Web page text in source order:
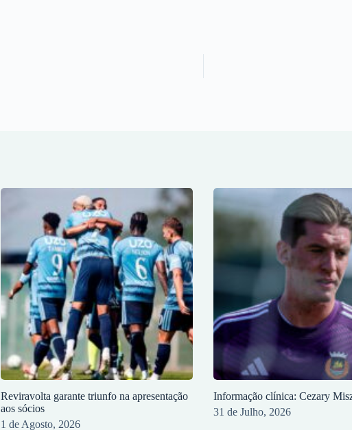
Reviravolta garante triunfo na apresentação
aos sócios
1 de Agosto, 2026
Informação clínica: Cezary
31 de Julho, 2026